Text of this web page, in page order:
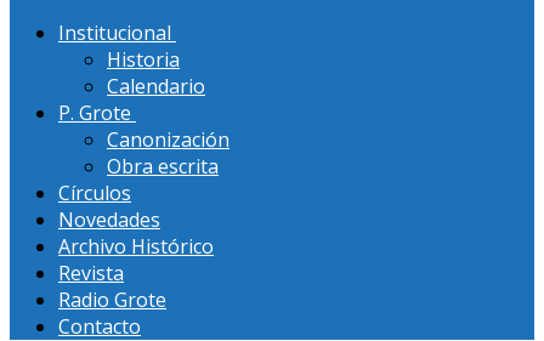
Institucional
Historia
Calendario
P. Grote
Canonización
Obra escrita
Círculos
Novedades
Archivo Histórico
Revista
Radio Grote
Contacto